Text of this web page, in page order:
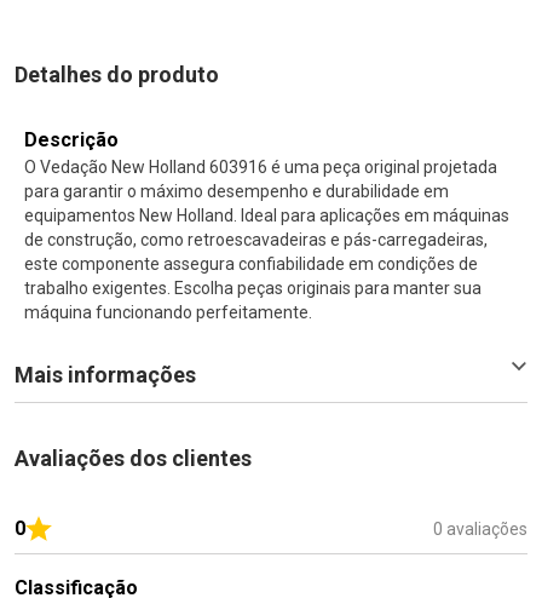
Detalhes do produto
Descrição
O Vedação New Holland 603916 é uma peça original projetada
para garantir o máximo desempenho e durabilidade em
equipamentos New Holland. Ideal para aplicações em máquinas
de construção, como retroescavadeiras e pás-carregadeiras,
este componente assegura confiabilidade em condições de
trabalho exigentes. Escolha peças originais para manter sua
máquina funcionando perfeitamente.
Mais informações
Avaliações dos clientes
0 0 avaliações
Classificação